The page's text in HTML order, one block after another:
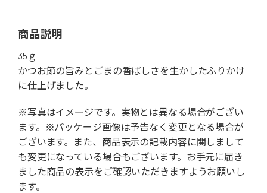
商品説明
35ｇ
かつお節の旨みとごまの香ばしさを生かしたふりかけ
に仕上げました。
※写真はイメージです。実物とは異なる場合がござい
ます。※パッケージ画像は予告なく変更となる場合が
ございます。また、商品表示の記載内容に関しまして
も変更になっている場合もございます。お手元に届き
ました商品の表示をご確認いただきますようお願いし
ます。